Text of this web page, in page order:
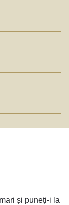
și puneți-i la